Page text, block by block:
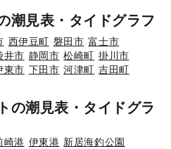
潮見表・タイドグラフ
西伊豆町 磐田市 富士市
井市 静岡市 松崎町 掛川市
東市 下田市 河津町 吉田町
の潮見表・タイドグラ
崎港 伊東港 新居海釣公園